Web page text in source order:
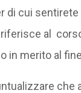
di cui
al
in merito al